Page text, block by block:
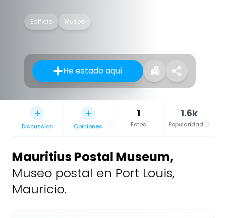
Edificio Museo
He estado aquí
Discussion Opiniones
1
Fotos
1.6k
Popularidad
Mauritius Postal Museum,
Museo postal en Port Louis,
Mauricio.